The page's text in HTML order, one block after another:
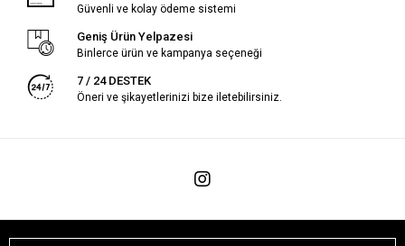
Güvenli ve kolay ödeme sistemi
Geniş Ürün Yelpazesi
Binlerce ürün ve kampanya seçeneği
7 / 24 DESTEK
Öneri ve şikayetlerinizi bize iletebilirsiniz.